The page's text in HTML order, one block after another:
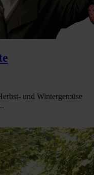
und Wintergemüse